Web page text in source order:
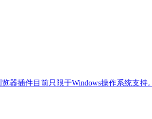
器插件目前只限于Windows操作系统支持。